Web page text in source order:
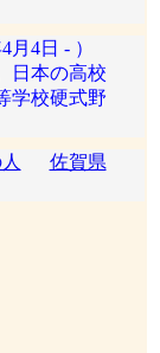
4日 - ）
日本の高校
学校硬式野
佐賀県